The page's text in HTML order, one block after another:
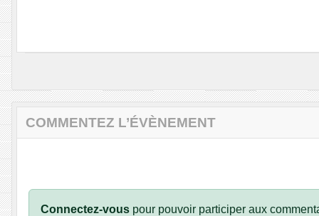
COMMENTEZ L’ÉVÈNEMENT
Connectez-vous pour pouvoir participer aux